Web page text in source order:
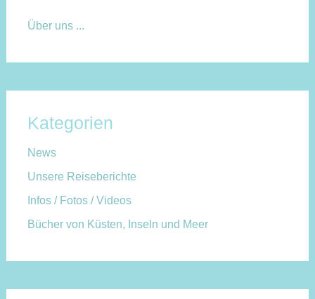
Über uns ...
Kategorien
News
Unsere Reiseberichte
Infos / Fotos / Videos
Bücher von Küsten, Inseln und Meer